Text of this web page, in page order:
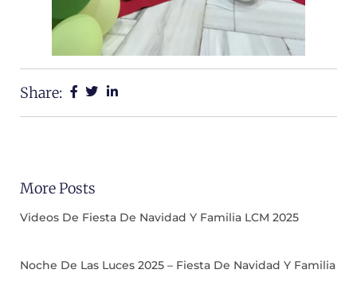
Share:
More Posts
Videos De Fiesta De Navidad Y Familia LCM 2025
Noche De Las Luces 2025 – Fiesta De Navidad Y Familia